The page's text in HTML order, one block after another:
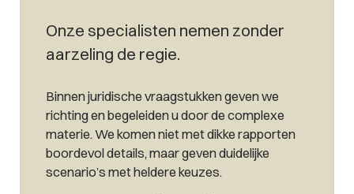
Onze specialisten nemen zonder
aarzeling de regie.
Binnen juridische vraagstukken geven we
richting en begeleiden u door de complexe
materie. We komen niet met dikke rapporten
boordevol details, maar geven duidelijke
scenario’s met heldere keuzes.